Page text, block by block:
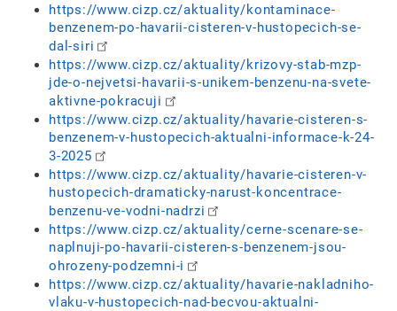
https://www.cizp.cz/aktuality/kontaminace-
benzenem-po-havarii-cisteren-v-hustopecich-se-
dal-siri
https://www.cizp.cz/aktuality/krizovy-stab-mzp-
jde-o-nejvetsi-havarii-s-unikem-benzenu-na-svete-
aktivne-pokracuji
https://www.cizp.cz/aktuality/havarie-cisteren-s-
benzenem-v-hustopecich-aktualni-informace-k-24-
3-2025
https://www.cizp.cz/aktuality/havarie-cisteren-v-
hustopecich-dramaticky-narust-koncentrace-
benzenu-ve-vodni-nadrzi
https://www.cizp.cz/aktuality/cerne-scenare-se-
naplnuji-po-havarii-cisteren-s-benzenem-jsou-
ohrozeny-podzemni-i
https://www.cizp.cz/aktuality/havarie-nakladniho-
vlaku-v-hustopecich-nad-becvou-aktualni-